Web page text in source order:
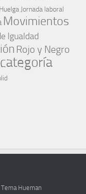
Huelga Jornada laboral
Movimientos
Igualdad
Rojo y Negro
Tema Hueman